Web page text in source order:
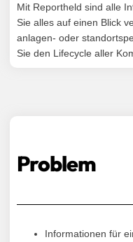
Mit Reportheld sind alle
Sie alles auf einen Blick
anlagen- oder
Sie den Lifecycle aller
Problem
Informationen für